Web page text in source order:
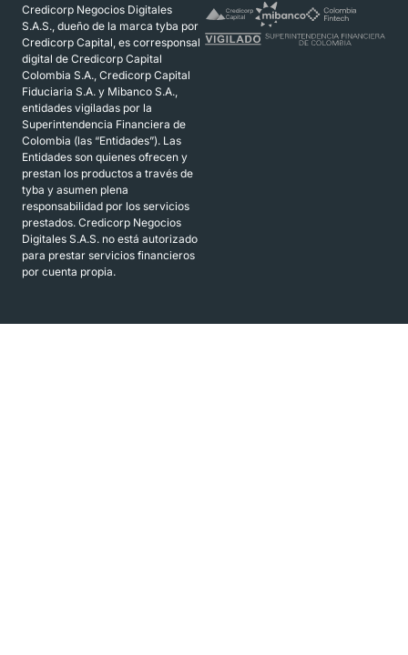
Credicorp Negocios Digitales
S.A.S., dueño de la marca tyba por
Credicorp Capital, es corresponsal
digital de Credicorp Capital
Colombia S.A., Credicorp Capital
Fiduciaria S.A. y Mibanco S.A.,
entidades vigiladas por la
Superintendencia Financiera de
Colombia (las “Entidades”). Las
Entidades son quienes ofrecen y
prestan los productos a través de
tyba y asumen plena
responsabilidad por los servicios
prestados. Credicorp Negocios
Digitales S.A.S. no está autorizado
para prestar servicios financieros
por cuenta propia.